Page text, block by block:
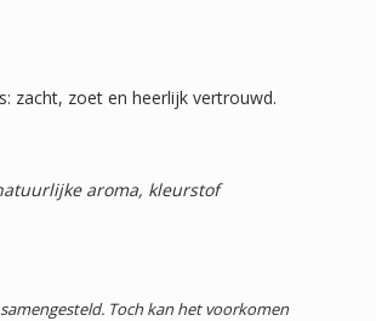
zacht, zoet en heerlijk vertrouwd.
aroma, kleurstof
Toch kan het voorkomen